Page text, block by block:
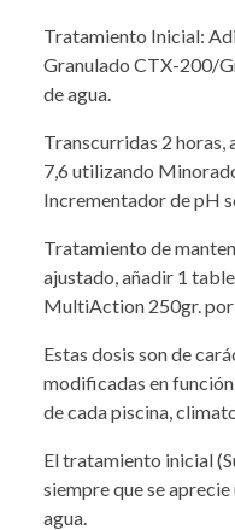
Tratamiento Inicial:
Granulado CTX-200/
de agua.
Transcurridas 2 horas,
7,6 utilizando
Incrementador de pH
Tratamiento de
ajustado, añadir 1
MultiAction 250gr. por
Estas dosis son de
modificadas en
de cada piscina,
El tratamiento inicial
siempre que se
agua.